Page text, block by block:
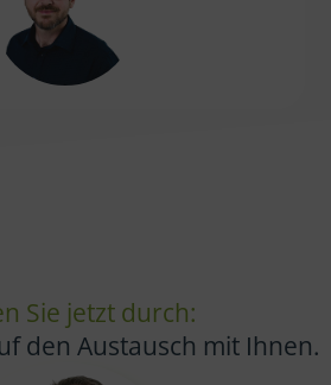
Sie jetzt durch:
den Austausch mit Ihnen.